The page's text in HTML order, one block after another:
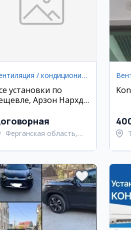
Вентиляция / кондиционирование
установки по
Арзон Нархда
Ферганская область,